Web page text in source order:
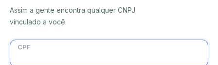
Assim a gente encontra qualquer CNPJ
vinculado a você.
CPF